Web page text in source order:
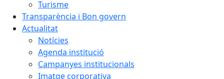
Turisme
Transparència i Bon govern
Actualitat
Notícies
Agenda institució
Campanyes institucionals
Imatge corporativa